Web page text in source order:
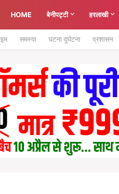
HOME बेनीपट्टी हरलाखी
समस्या घटना दुर्घटना प्रशासन